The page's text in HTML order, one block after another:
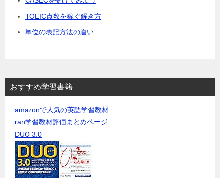
TOEIC点数を稼ぐ解き方
単位の表記方法の違い
おすすめ学習書籍
amazonで人気の英語学習教材
ran学習教材評価まとめページ
DUO 3.0